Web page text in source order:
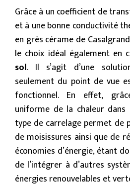
Grâce à un coefficient de
et à une bonne conductivité
en grès cérame de
le choix idéal également en
sol. Il s’agit d’une
seulement du point de vue
fonctionnel. En effet,
uniforme de la chaleur dans
type de carrelage permet de
de moisissures ainsi que de
économies d’énergie, étant
de l’intégrer à d’autres
énergies renouvelables et